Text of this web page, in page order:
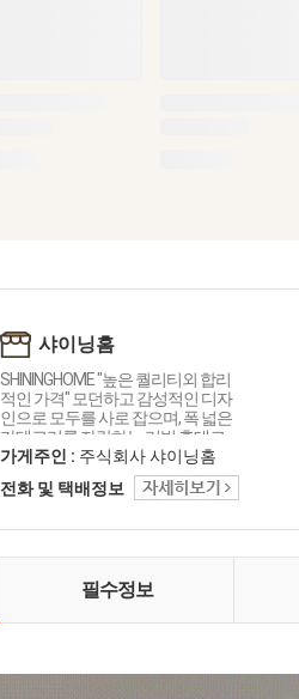
샤이닝홈
SHININGHOME "높은 퀄리티외 합리
적인 가격" 모던하고 감성적인 디자
인으로 모두를 사로 잡으며, 폭 넓은
카테고리를 자랑하는 리빙 홈데코
인테리어 샤이닝홈입니다.
가게주인 : 주식회사 샤이닝홈
전화 및 택배정보
필수정보